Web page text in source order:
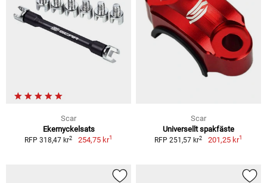
Scar
Ekernyckelsats
RFP 318,47 kr2 254,75 kr1
Scar
Universellt spakfäste
RFP 251,57 kr2 201,25 kr1